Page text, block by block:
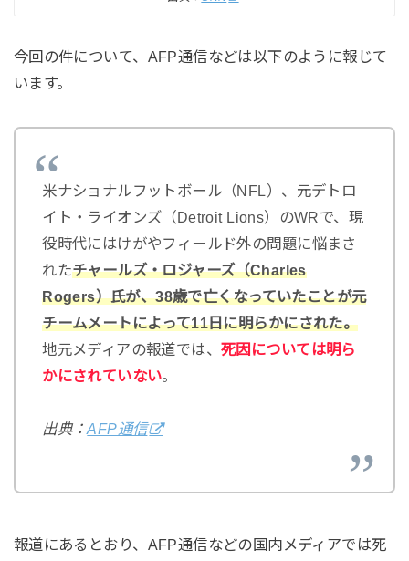
今回の件について、AFP通信などは以下のように報じて
います。
米ナショナルフットボール（NFL）、元デトロ
イト・ライオンズ（Detroit Lions）のWRで、現
役時代にはけがやフィールド外の問題に悩まさ
れたチャールズ・ロジャーズ（Charles
Rogers）氏が、38歳で亡くなっていたことが元
チームメートによって11日に明らかにされた。
地元メディアの報道では、死因については明ら
かにされていない。
出典：AFP通信
報道にあるとおり、AFP通信などの国内メディアでは死